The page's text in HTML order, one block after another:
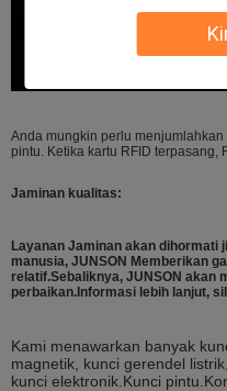
Anda mungkin perlu
pintu. Ketika kartu RFID terpasang,
Jaminan kualitas:
Layanan Jaminan akan dihormati
manusia, JUNSON Memberikan
relatif.Sebaliknya, JUNSON akan
perbaikan.Informasi lebih lanjut,
Kami menawarkan banyak
magnetik, kunci gerendel
kunci elektronik.Kunci